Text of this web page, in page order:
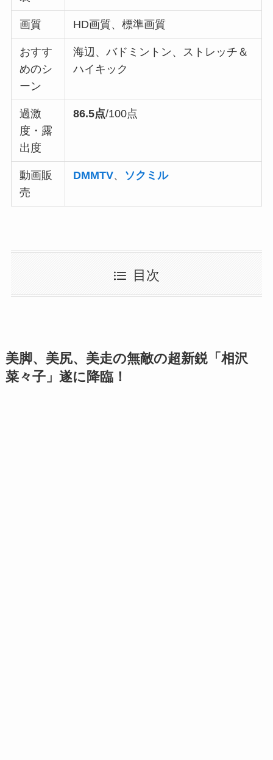
画質 HD画質、標準画質
おすす
めのシ
ーン
海辺、バドミントン、ストレッチ＆
ハイキック
過激
度・露
出度
86.5点/100点
動画販
売
DMMTV、 ソクミル
目次
美脚、美尻、美走の無敵の超新鋭「相沢
菜々子」遂に降臨！